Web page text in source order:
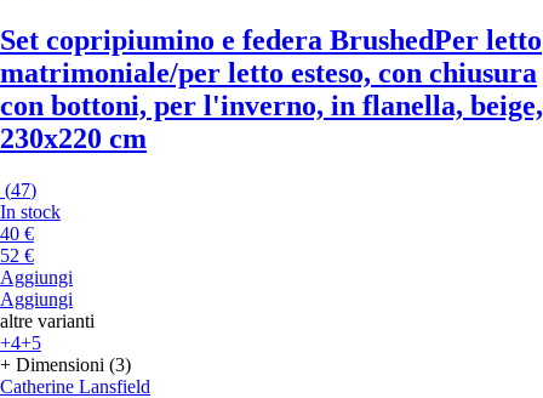
Set copripiumino e federa BrushedPer letto
matrimoniale/per letto esteso, con chiusura
con bottoni, per l'inverno, in flanella, beige,
230x220 cm
(47)
In stock
40 €
52 €
Aggiungi
Aggiungi
altre varianti
+4+5
+ Dimensioni (3)
Catherine Lansfield